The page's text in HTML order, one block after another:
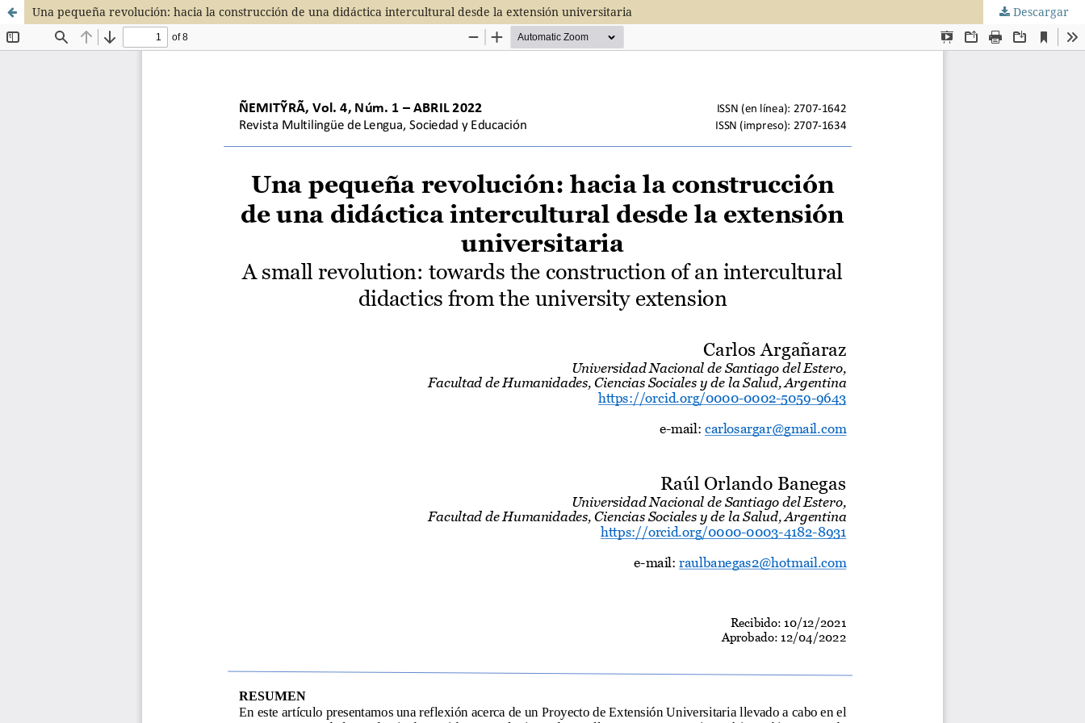
Una pequeña revolución: hacia la construcción de una didáctica intercultural desde la extensión universitaria Descargar